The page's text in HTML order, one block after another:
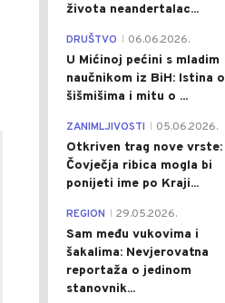
života neandertalac...
DRUŠTVO 06.06.2026.
U Mićinoj pećini s mladim
naučnikom iz BiH: Istina o
šišmišima i mitu o ...
ZANIMLJIVOSTI 05.06.2026.
Otkriven trag nove vrste:
Čovječja ribica mogla bi
ponijeti ime po Kraji...
REGION 29.05.2026.
Sam među vukovima i
šakalima: Nevjerovatna
reportaža o jedinom
stanovnik...